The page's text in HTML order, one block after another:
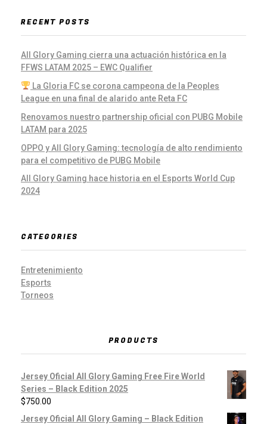
RECENT POSTS
All Glory Gaming cierra una actuación histórica en la
FFWS LATAM 2025 – EWC Qualifier
La Gloria FC se corona campeona de la Peoples
League en una final de alarido ante Reta FC
Renovamos nuestro partnership oficial con PUBG Mobile
LATAM para 2025
OPPO y All Glory Gaming: tecnología de alto rendimiento
para el competitivo de PUBG Mobile
All Glory Gaming hace historia en el Esports World Cup
2024
CATEGORIES
Entretenimiento
Esports
Torneos
PRODUCTS
Jersey Oficial All Glory Gaming Free Fire World
Series – Black Edition 2025
$750.00
Jersey Oficial All Glory Gaming – Black Edition